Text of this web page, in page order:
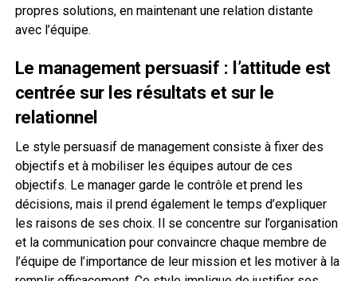
propres solutions, en maintenant une relation distante
avec l’équipe.
Le management persuasif : l’attitude est
centrée sur les résultats et sur le
relationnel
Le style persuasif de management consiste à fixer des
objectifs et à mobiliser les équipes autour de ces
objectifs. Le manager garde le contrôle et prend les
décisions, mais il prend également le temps d’expliquer
les raisons de ses choix. Il se concentre sur l’organisation
et la communication pour convaincre chaque membre de
l’équipe de l’importance de leur mission et les motiver à la